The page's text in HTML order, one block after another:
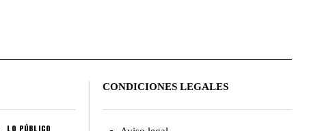
LO PÚBLICO
CONDICIONES LEGALES